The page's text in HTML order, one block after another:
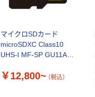
マイクロSDカード
microSDXC Class10
UHS-I MF-SP GU11A2R
￥12,800~ （税込）